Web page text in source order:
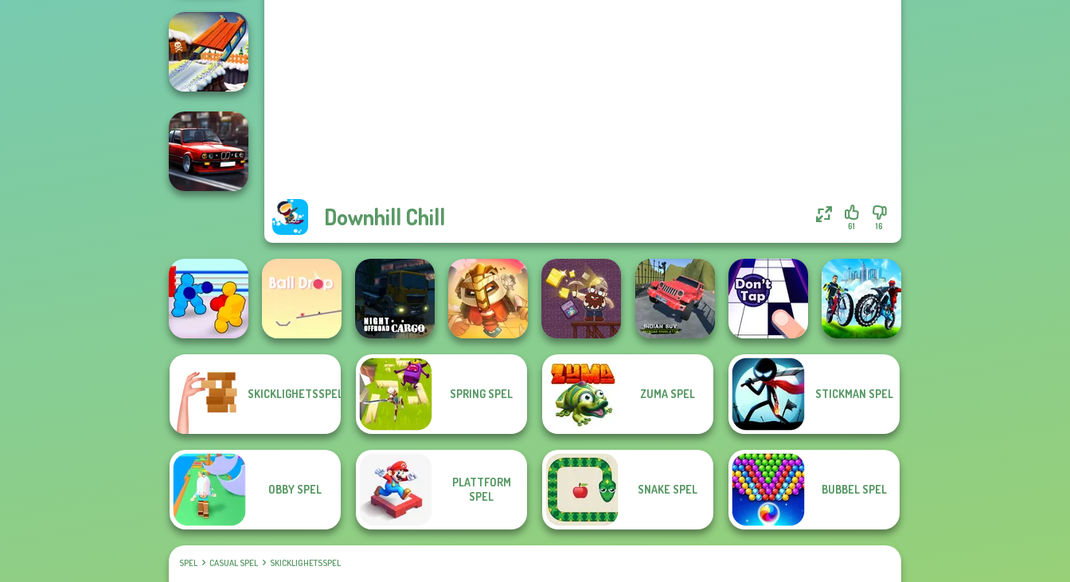
Downhill Chill 16
61
Rise Up
Snow Ride 3D
Traffic Racer
Boxing Gang
Stars
Night OffRoad
Cargo
For Honor
Gold Mine
Offroad
Don't Tap
City Bike Racing
SKICKLIGHETSSPEL SPRING SPEL ZUMA SPEL STICKMAN SPEL
OBBY SPEL
PLATTFORM
SPEL
SNAKE SPEL BUBBEL SPEL
SPEL CASUAL SPEL SKICKLIGHETSSPEL